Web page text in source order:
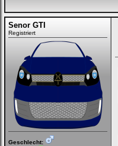
Senor GTI
Registriert
Geschlecht: